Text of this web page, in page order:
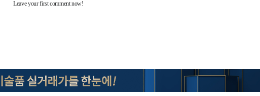
표창원, 남규리에 15년 만에
사과…"제가 틀렸습니다"